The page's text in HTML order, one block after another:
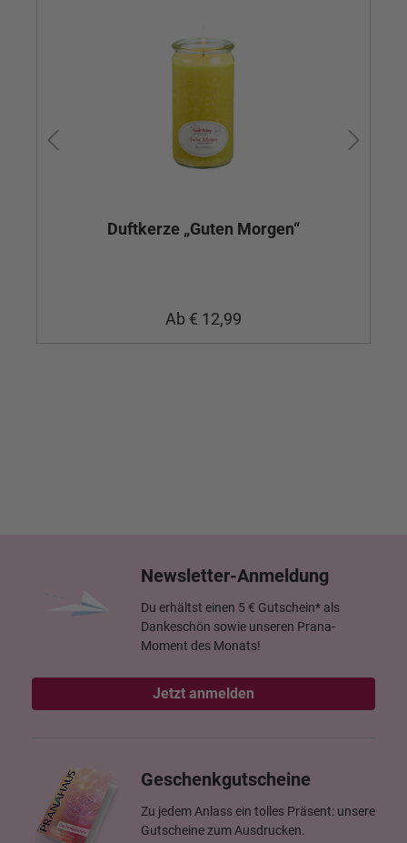
Duftkerze „Guten Morgen“
Ab € 12,99
Newsletter-Anmeldung
Du erhältst einen 5 € Gutschein* als
Dankeschön sowie unseren Prana-
Moment des Monats!
Jetzt anmelden
Geschenkgutscheine
Zu jedem Anlass ein tolles Präsent: unsere
Gutscheine zum Ausdrucken.